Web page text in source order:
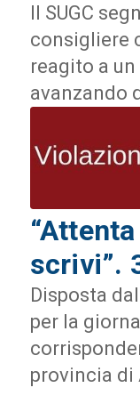
Il SUGC
consigliere
reagito a
avanzando
scrivi”.
Disposta
per la
provincia di